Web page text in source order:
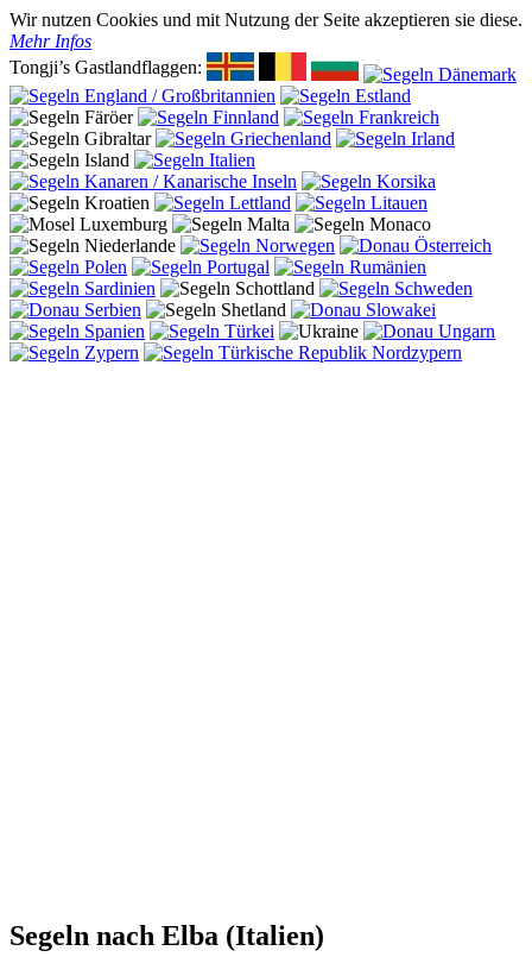
Wir nutzen Cookies und mit Nutzung der Seite akzeptieren sie diese.
Mehr Infos
Tongji’s Gastlandflaggen:
Segeln nach Elba (Italien)